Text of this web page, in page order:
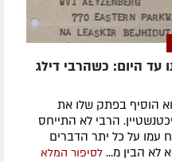
עד היום: כשהרבי דילג
הוסיף בפתק שלו את
הרבי לא התייחס
עמו על כל יתר הדברים
לא הבין מ... לסיפור המלא